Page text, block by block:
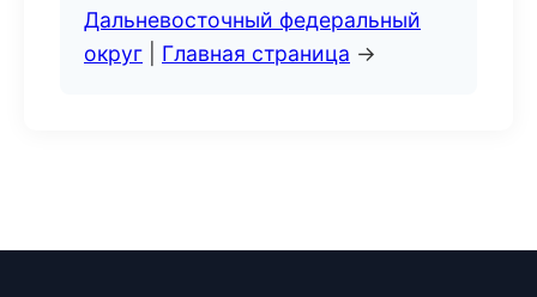
Дальневосточный федеральный
округ
Главная страница →